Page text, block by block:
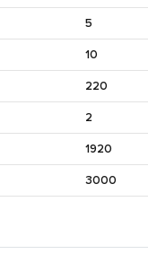
5
10
220
2
1920
3000